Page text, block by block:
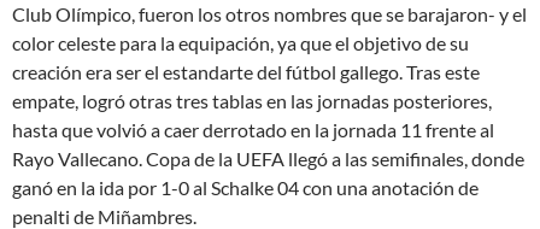
Club Olímpico, fueron los otros nombres que se barajaron- y el
color celeste para la equipación, ya que el objetivo de su
creación era ser el estandarte del fútbol gallego. Tras este
empate, logró otras tres tablas en las jornadas posteriores,
hasta que volvió a caer derrotado en la jornada 11 frente al
Rayo Vallecano. Copa de la UEFA llegó a las semifinales, donde
ganó en la ida por 1-0 al Schalke 04 con una anotación de
penalti de Miñambres.